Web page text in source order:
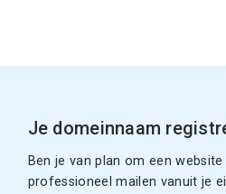
Je domeinnaam
Ben je van plan om een
professioneel mailen vanuit je